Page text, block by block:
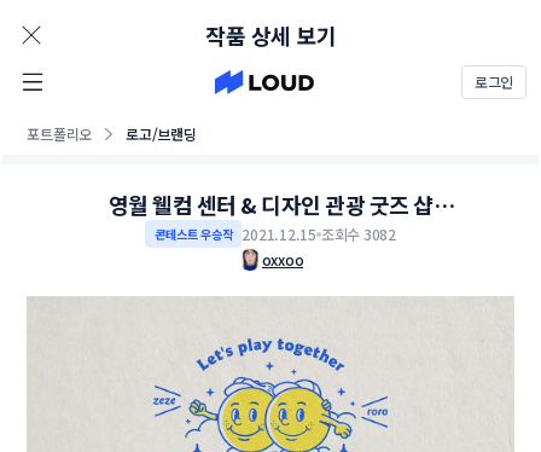
로그인
포트폴리오 로고/브랜딩
작품 상세 보기
영월 웰컴 센터 & 디자인 관광 굿즈 샵
'zerozerostore' 브랜딩 set 의뢰
콘테스트 우승작 2021.12.15 조회수 3082
oxxoo